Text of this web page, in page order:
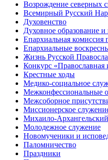
Возрождение северных
Всемирный Русский
Духовенство
Духовное образование и
Епархиальная комиссия
Епархиальные
Жизнь Русской
Конкурс «Православная
Крестные ходы
Медико-социальное
Межконфессиональные
Межсоборное
Миссионерское
Михаило-
Молодежное служение
Новомученики и
Паломничество
Праздники